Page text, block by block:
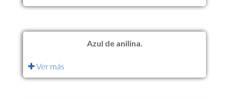
Azul de anilina.
Ver más